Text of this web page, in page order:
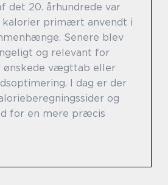
det 20. århundrede var
kalorier primært anvendt i
Senere blev
og relevant for
ønskede vægttab eller
I dag er der
og
for en mere præcis